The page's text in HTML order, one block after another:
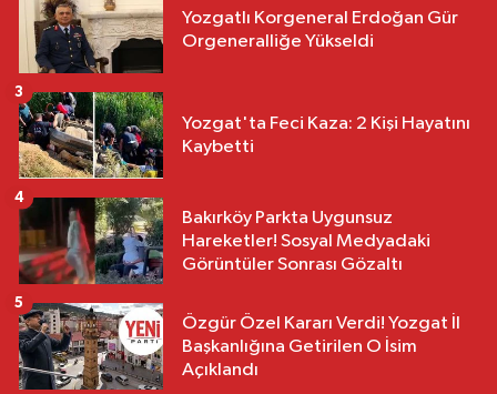
Yozgatlı Korgeneral Erdoğan Gür
Orgeneralliğe Yükseldi
Yozgat'ta Feci Kaza: 2 Kişi Hayatını
Kaybetti
3
Bakırköy Parkta Uygunsuz
Hareketler! Sosyal Medyadaki
Görüntüler Sonrası Gözaltı
4
Özgür Özel Kararı Verdi! Yozgat İl
Başkanlığına Getirilen O İsim
Açıklandı
5